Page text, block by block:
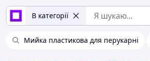
В категорії
Мийка пластикова для перукарні